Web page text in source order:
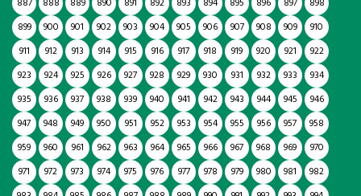
899
900 901 902 903 904 905 906 907 908 909
910
911
912 913 914 915 916 917 918 919 920 921
922
923
924 925 926 927 928 929 930 931 932 933
934
935
936 937 938 939 940 941 942 943 944 945
946
947
948 949 950 951 952 953 954 955 956 957
958
959
960 961 962 963 964 965 966 967 968 969
970
971
972 973 974 975 976 977 978 979 980 981
982